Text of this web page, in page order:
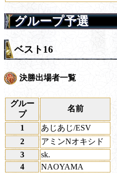
グループ予選
ベスト16
決勝出場者一覧
グルー
プ
名前
1
あじあじ/ESV
2
アミンNオキシド
3
sk.
4
NAOYAMA